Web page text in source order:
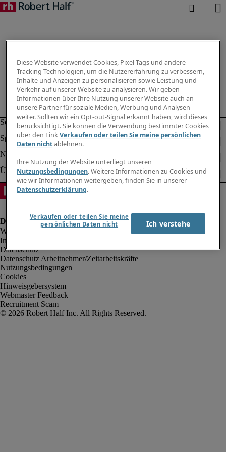
Impressum
Datenschutz
Datenschutz Arbeitnehmer/Zeitarbeitskräfte
Nutzungsbedingungen
Cookies
Hinweisgebersystem
Webmaster Feedback
Recruitment Scam
Diese Website verwendet Cookies, Pixel-Tags und andere
Tracking-Technologien, um die Nutzererfahrung zu verbessern,
Inhalte und Anzeigen zu personalisieren sowie Leistung und
Verkehr auf unserer Website zu analysieren. Wir geben
Informationen über Ihre Nutzung unserer Website auch an
unsere Partner für soziale Medien, Werbung und Analysen
weiter. Sollten wir ein Opt-out-Signal erkannt haben, wird dieses
berücksichtigt. Sie können die Verwendung bestimmter Cookies
über den LinkVerkaufen oder teilen Sie meine persönlichen
Daten nichtablehnen.
Ihre Nutzung der Website unterliegt unseren
Nutzungsbedingungen. Weitere Informationen zu Cookies und
wie wir Informationen weitergeben, finden Sie in unserer
Datenschutzerklärung.
Verkaufen oder teilen Sie meine
persönlichen Daten nicht
Ich verstehe